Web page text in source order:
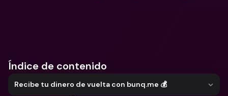
Índice de contenido
Recibe tu dinero de vuelta con bunq.me 💰